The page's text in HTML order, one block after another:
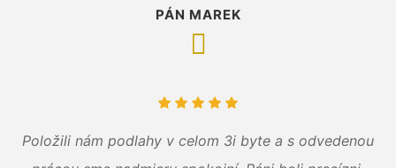
PÁN MAREK
Položili nám podlahy v celom 3i byte a s odvedenou